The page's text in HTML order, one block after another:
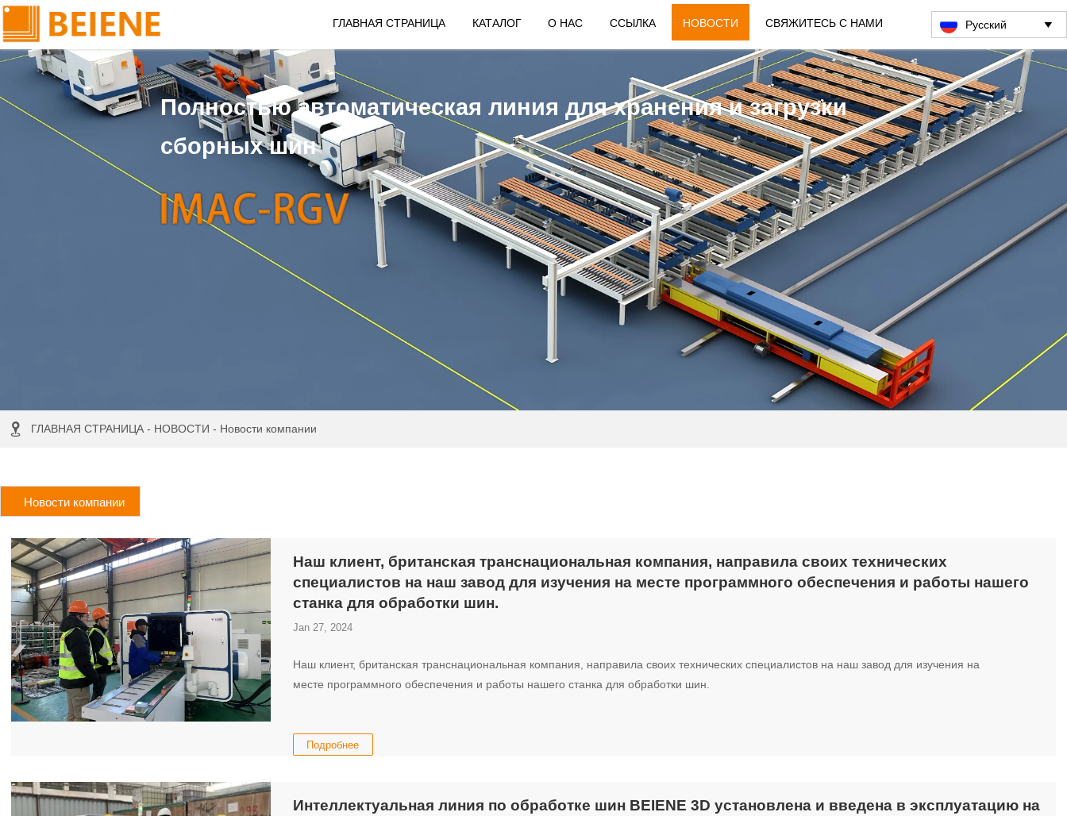
ГЛАВНАЯ СТРАНИЦА КАТАЛОГ О НАС ССЫЛКА НОВОСТИ СВЯЖИТЕСЬ С НАМИ Pусский 
Полностью автоматическая линия для хранения и загрузки
сборных шин
 ГЛАВНАЯ СТРАНИЦА- НОВОСТИ - Новости компании
Новости компании
Наш клиент, британская транснациональная компания, направила своих технических
специалистов на наш завод для изучения на месте программного обеспечения и работы нашего
станка для обработки шин.
Jan 27, 2024
Наш клиент, британская транснациональная компания, направила своих технических специалистов на наш завод для изучения на
месте программного обеспечения и работы нашего станка для обработки шин.
Подробнее
Интеллектуальная линия по обработке шин BEIENE 3D установлена и введена в эксплуатацию на